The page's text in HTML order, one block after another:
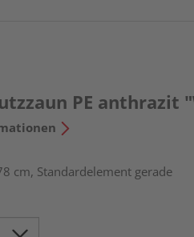
PE anthrazit
cm, Standardelement gerade